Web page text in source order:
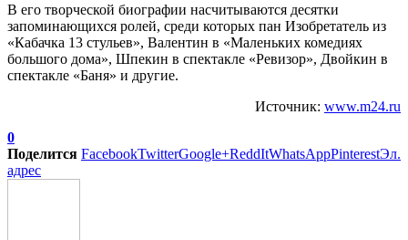
В его творческой биографии насчитываются десятки
запоминающихся ролей, среди которых пан Изобретатель из
«Кабачка 13 стульев», Валентин в «Маленьких комедиях
большого дома», Шпекин в спектакле «Ревизор», Двойкин в
спектакле «Баня» и другие.
Источник: www.m24.ru
0
Поделится FacebookTwitterGoogle+ReddItWhatsAppPinterestЭл.
адрес